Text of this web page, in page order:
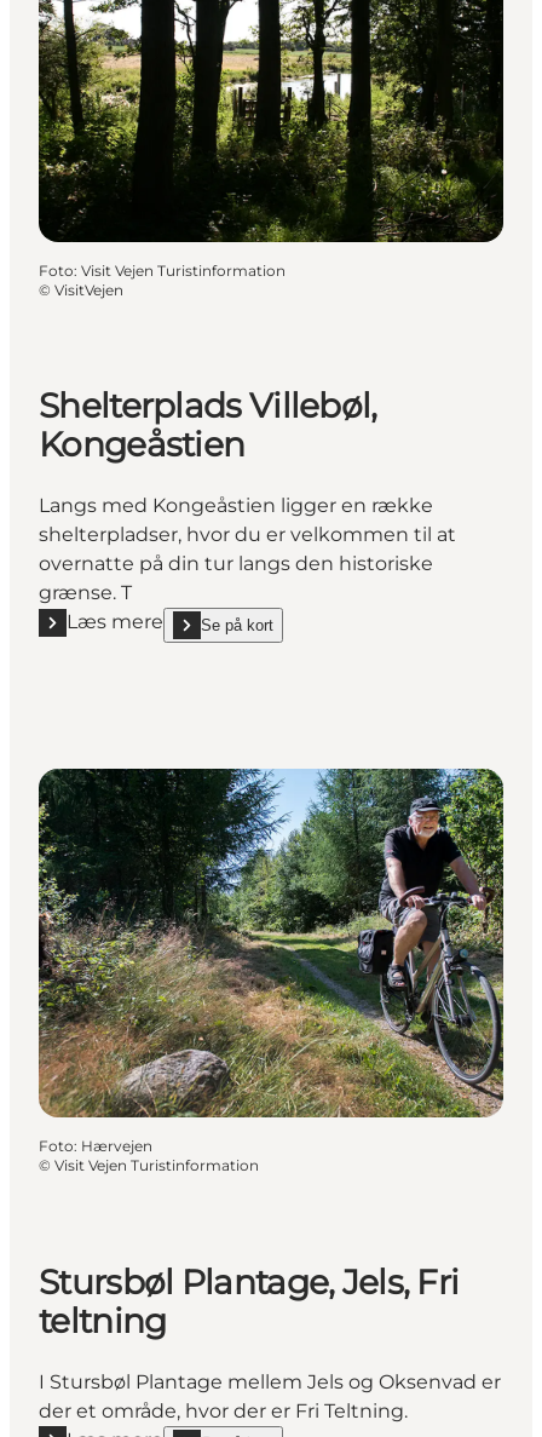
Foto: Visit Vejen Turistinformation
© VisitVejen
Shelterplads Villebøl,
Kongeåstien
Langs med Kongeåstien ligger en række
shelterpladser, hvor du er velkommen til at
overnatte på din tur langs den historiske
grænse. T
Læs mere
Læs mere "Shelterplads Villebøl, Kongeåstien"
Se på kort
show Shelterplads Villebøl, Kongeåstien on_map
Foto: Hærvejen
© Visit Vejen Turistinformation
Stursbøl Plantage, Jels, Fri
teltning
I Stursbøl Plantage mellem Jels og Oksenvad er
der et område, hvor der er Fri Teltning.